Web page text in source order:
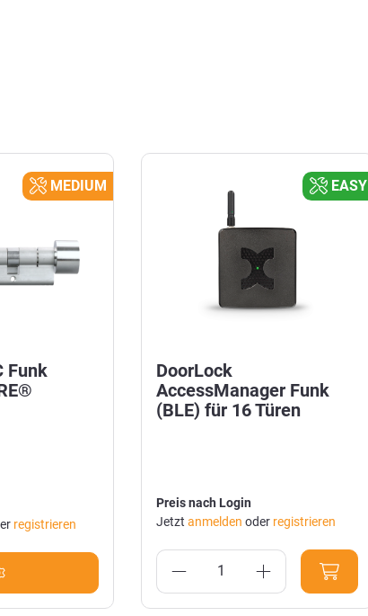
MEDIUM
Funk
registrieren
EASY
DoorLock
AccessManager Funk
(BLE) für 16 Türen
Preis nach Login
Jetzt anmelden oder registrieren